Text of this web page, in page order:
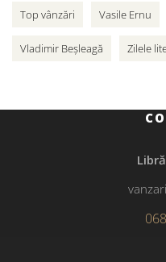
Top vânzări Vasile Ernu
Vladimir Beșleagă Zilele